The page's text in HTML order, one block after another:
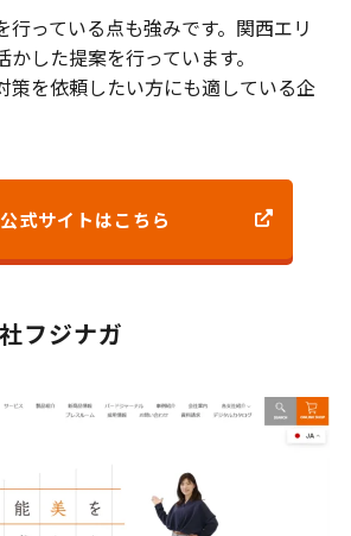
行っている点も強みです。関西エリ
した提案を行っています。
策を依頼したい方にも適している企
公式サイトはこちら
フジナガ